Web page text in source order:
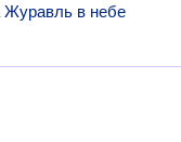
Журавль в небе